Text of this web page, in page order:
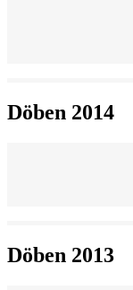
Döben 2014
Döben 2013